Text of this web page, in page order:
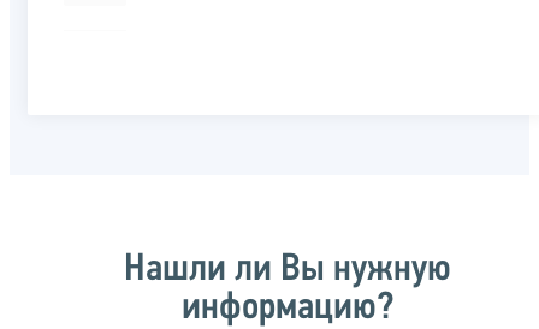
Нашли ли Вы нужную
информацию?